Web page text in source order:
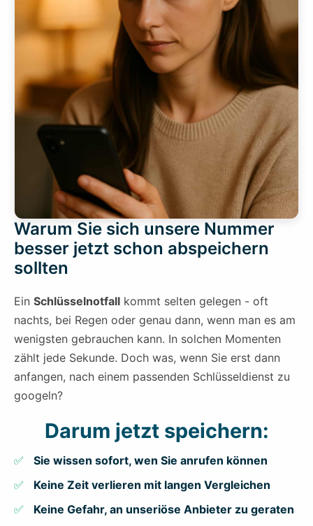
Warum Sie sich unsere Nummer
besser jetzt schon abspeichern
sollten
Ein Schlüsselnotfall kommt selten gelegen - oft
nachts, bei Regen oder genau dann, wenn man es am
wenigsten gebrauchen kann. In solchen Momenten
zählt jede Sekunde. Doch was, wenn Sie erst dann
anfangen, nach einem passenden Schlüsseldienst zu
googeln?
Darum jetzt speichern:
Sie wissen sofort, wen Sie anrufen können
Keine Zeit verlieren mit langen Vergleichen
Keine Gefahr, an unseriöse Anbieter zu geraten